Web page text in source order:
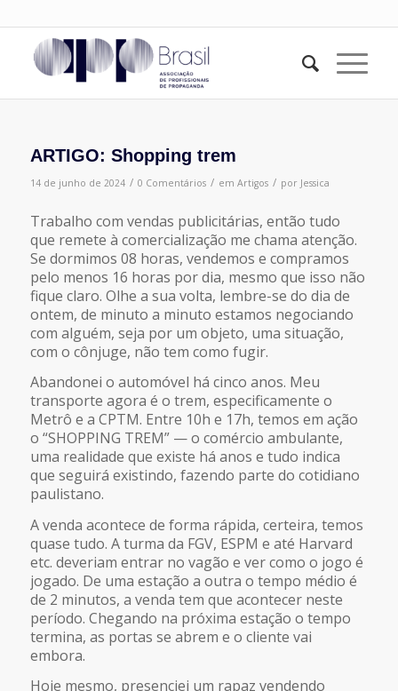
ARTIGO: Shopping trem
14 de junho de 2024 / 0 Comentários / em Artigos / por Jessica
Trabalho com vendas publicitárias, então tudo
que remete à comercialização me chama atenção.
Se dormimos 08 horas, vendemos e compramos
pelo menos 16 horas por dia, mesmo que isso não
fique claro. Olhe a sua volta, lembre-se do dia de
ontem, de minuto a minuto estamos negociando
com alguém, seja por um objeto, uma situação,
com o cônjuge, não tem como fugir.
Abandonei o automóvel há cinco anos. Meu
transporte agora é o trem, especificamente o
Metrô e a CPTM. Entre 10h e 17h, temos em ação
o “SHOPPING TREM” — o comércio ambulante,
uma realidade que existe há anos e tudo indica
que seguirá existindo, fazendo parte do cotidiano
paulistano.
A venda acontece de forma rápida, certeira, temos
quase tudo. A turma da FGV, ESPM e até Harvard
etc. deveriam entrar no vagão e ver como o jogo é
jogado. De uma estação a outra o tempo médio é
de 2 minutos, a venda tem que acontecer neste
período. Chegando na próxima estação o tempo
termina, as portas se abrem e o cliente vai
embora.
Hoje mesmo, presenciei um rapaz vendendo